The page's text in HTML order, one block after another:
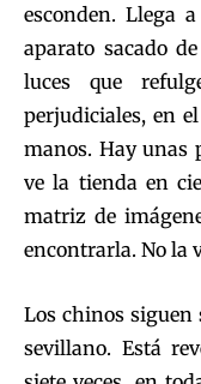
esconden. Llega
aparato sacado
luces que
perjudiciales, en
manos. Hay unas
ve la tienda en
matriz de
encontrarla. No la
Los chinos siguen
sevillano. Está